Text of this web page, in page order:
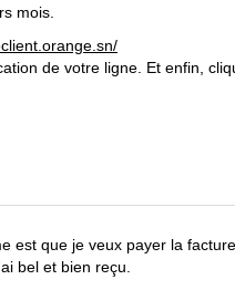
mois.
de votre ligne. Et enfin,
est que je veux payer la
bel et bien reçu.